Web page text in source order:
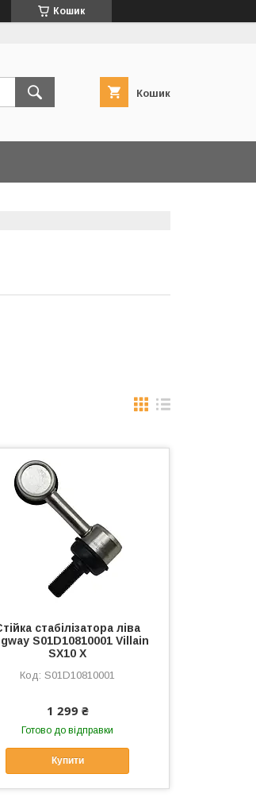
Кошик
Кошик
стабілізатора ліва
S01D10810001 Villain
SX10 X
S01D10810001
1 299 ₴
Готово до відправки
Купити